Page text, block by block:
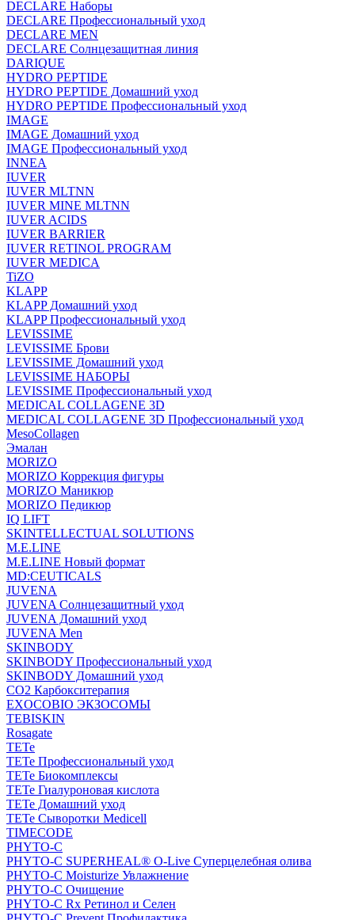
DECLARE Наборы
DECLARE Профессиональный уход
DECLARE MEN
DECLARE Солнцезащитная линия
DARIQUE
HYDRO PEPTIDE
HYDRO PEPTIDE Домашний уход
HYDRO PEPTIDE Профессиональный уход
IMAGE
IMAGE Домашний уход
IMAGE Профессиональный уход
INNEA
IUVER
IUVER MLTNN
IUVER MINE MLTNN
IUVER ACIDS
IUVER BARRIER
IUVER RETINOL PROGRAM
IUVER MEDICA
TiZO
KLAPP
KLAPP Домашний уход
KLAPP Профессиональный уход
LEVISSIME
LEVISSIME Брови
LEVISSIME Домашний уход
LEVISSIME НАБОРЫ
LEVISSIME Профессиональный уход
MEDICAL COLLAGENE 3D
MEDICAL COLLAGENE 3D Профессиональный уход
MesoCollagen
Эмалан
MORIZO
MORIZO Коррекция фигуры
MORIZO Маникюр
MORIZO Педикюр
IQ LIFT
SKINTELLECTUAL SOLUTIONS
M.E.LINE
M.E.LINE Новый формат
MD:CEUTICALS
JUVENA
JUVENA Солнцезащитный уход
JUVENA Домашний уход
JUVENA Men
SKINBODY
SKINBODY Профессиональный уход
SKINBODY Домашний уход
CO2 Карбокситерапия
EXOCOBIO ЭКЗОСОМЫ
TEBISKIN
Rosagate
TETe
TETe Профессиональный уход
TETe Биокомплексы
TETe Гиалуроновая кислота
TETe Домашний уход
TETe Сыворотки Medicell
TIMECODE
PHYTO-C
PHYTO-C SUPERHEAL® O-Live Суперцелебная олива
PHYTO-C Moisturize Увлажнение
PHYTO-C Очищение
PHYTO-C Rx Ретинол и Селен